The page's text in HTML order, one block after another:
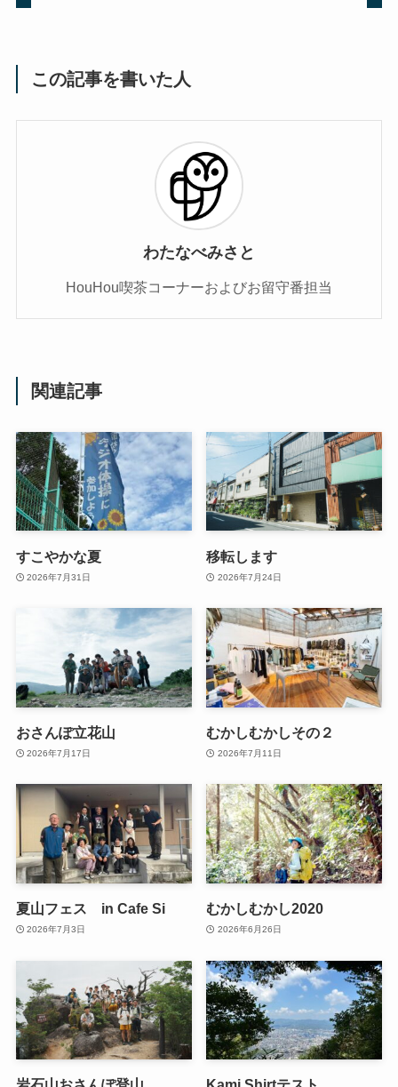
この記事を書いた人
わたなべみさと
HouHou喫茶コーナーおよびお留守番担当
関連記事
すこやかな夏
2026年7月31日
移転します
2026年7月24日
おさんぽ立花山
2026年7月17日
むかしむかしその２
2026年7月11日
夏山フェス in Cafe Si
2026年7月3日
むかしむかし2020
2026年6月26日